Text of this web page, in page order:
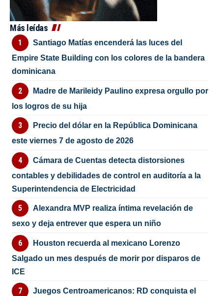
Más leídas
Santiago Matías encenderá las luces del
Empire State Building con los colores de la bandera
dominicana
Madre de Marileidy Paulino expresa orgullo por
los logros de su hija
Precio del dólar en la República Dominicana
este viernes 7 de agosto de 2026
Cámara de Cuentas detecta distorsiones
contables y debilidades de control en auditoría a la
Superintendencia de Electricidad
Alexandra MVP realiza íntima revelación de
sexo y deja entrever que espera un niño
Houston recuerda al mexicano Lorenzo
Salgado un mes después de morir por disparos de
ICE
Juegos Centroamericanos: RD conquista el